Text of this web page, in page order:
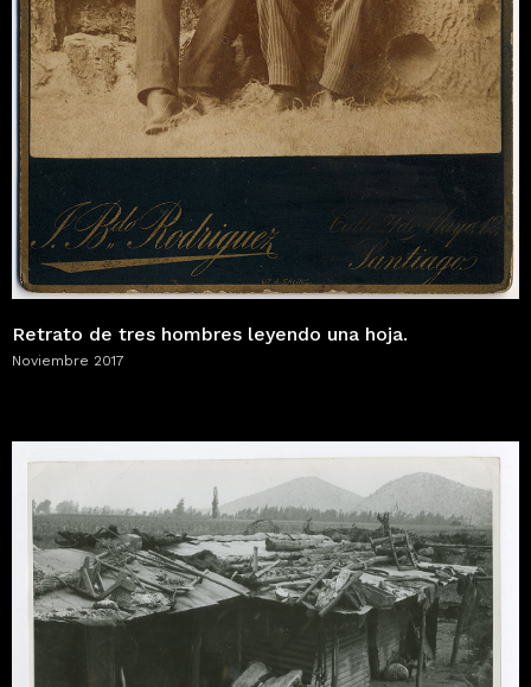
Retrato de tres hombres leyendo una hoja.
Noviembre 2017